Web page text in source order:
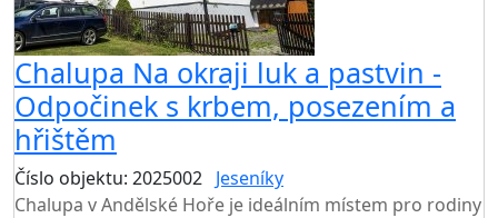
Chalupa Na okraji luk a pastvin -
Odpočinek s krbem, posezením a
hřištěm
Číslo objektu: 2025002 Jeseníky
Chalupa v Andělské Hoře je ideálním místem pro rodiny